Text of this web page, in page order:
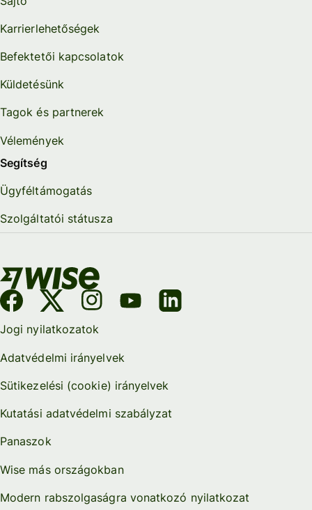
Karrierlehetőségek
Befektetői kapcsolatok
Küldetésünk
Tagok és partnerek
Vélemények
Segítség
Ügyféltámogatás
Szolgáltatói státusza
Jogi nyilatkozatok
Adatvédelmi irányelvek
Sütikezelési (cookie) irányelvek
Kutatási adatvédelmi szabályzat
Panaszok
Wise más országokban
Modern rabszolgaságra vonatkozó nyilatkozat